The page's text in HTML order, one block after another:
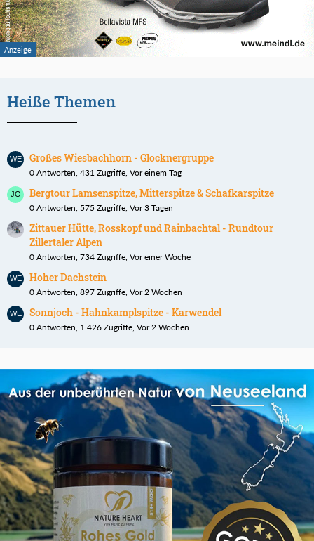
Heiße Themen
Großes Wiesbachhorn - Glocknergruppe
0 Antworten, 431 Zugriffe, Vor einem Tag
Bergtour Lamsenspitze, Mitterspitze & Schafkarspitze
0 Antworten, 575 Zugriffe, Vor 3 Tagen
Zittauer Hütte, Rosskopf und Rainbachtal - Rundtour
Zillertaler Alpen
0 Antworten, 734 Zugriffe, Vor einer Woche
Hoher Dachstein
0 Antworten, 897 Zugriffe, Vor 2 Wochen
Sonnjoch - Hahnkamplspitze - Karwendel
0 Antworten, 1.426 Zugriffe, Vor 2 Wochen